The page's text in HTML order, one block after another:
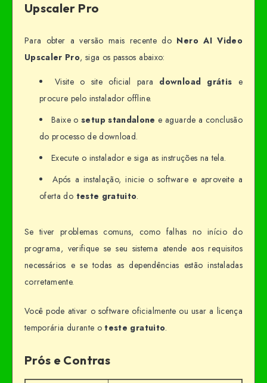
Upscaler Pro
Para obter a versão mais recente do Nero AI Video
Upscaler Pro, siga os passos abaixo:
Visite o site oficial para download grátis e
procure pelo instalador offline.
Baixe osetup standalone e aguarde a conclusão
do processo de download.
Execute o instalador e siga as instruções na tela.
Após a instalação, inicie o software e aproveite a
oferta do teste gratuito.
Se tiver problemas comuns, como falhas no início do
programa, verifique se seu sistema atende aos requisitos
necessários e se todas as dependências estão instaladas
corretamente.
Você pode ativar o software oficialmente ou usar a licença
temporária durante oteste gratuito.
Prós e Contras